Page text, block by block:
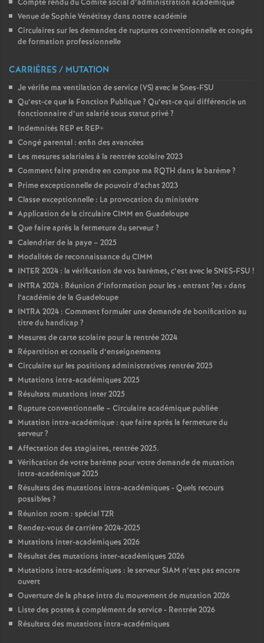
Compte rendu du Comité social d’administration académique
Venue de Sophie Vénétitay dans notre académie
Circulaires sur les demandes de ruptures conventionnelle et congés
de formation professionnelle
CARRIÈRES / MUTATION
Je vérifie ma ventilation de service (VS) avec le Snes-FSU
Qu’est-ce que la Fonction Publique? Qu’est-ce qui différencie un
fonctionnaire d’un salarié sous statut privé?
Indemnités REP et REP+
Congé parental : enfin des avancées
Les mesures salariales à la rentrée scolaire 2023
Comment faire prendre en compte ma RQTH dans le barème?
Prime exceptionnelle de pouvoir d’achat 2023
Classe exceptionnelle : La provocation du ministère
Application de la circulaire CIMM en Guadeloupe
Que faire après la fermeture du serveur?
Calendrier de la paye – 2025
Modalités de reconnaissance du CIMM
INTER 2024 : la vérification de vos barèmes, c’est avec le SNES-FSU !
INTRA 2024 : Réunion d’information pour les «entrant?es » dans
l’académie de la Guadeloupe
INTRA 2024 : Comment formuler une demande de bonification au
titre du handicap?
Mesures de carte scolaire pour la rentrée 2024
Répartition et conseils d’enseignements
Circulaire sur les positions administratives rentrée 2025
Mutations intra-académiques 2025
Résultats mutations inter 2025
Rupture conventionnelle – Circulaire académique publiée
Mutation intra-académique : que faire après la fermeture du
serveur?
Affectation des stagiaires, rentrée 2025.
Vérification de votre barème pour votre demande de mutation
intra-académique 2025
Résultats des mutations intra-académiques - Quels recours
possibles ?
Réunion zoom : spécial TZR
Rendez-vous de carrière 2024-2025
Mutations inter-académiques 2026
Résultat des mutations inter-académiques 2026
Mutations intra-académiques : le serveur SIAM n’est pas encore
ouvert
Ouverture de la phase intra du mouvement de mutation 2026
Liste des postes à complément de service - Rentrée 2026
Résultats des mutations intra-académiques